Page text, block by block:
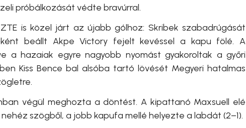
próbálkozását védte bravúrral.
is közel járt az újabb gólhoz: Skribek szabadrúgását
beállt Akpe Victory fejelt kevéssel a kapu fölé. A
a hazaiak egyre nagyobb nyomást gyakoroltak a győri
Kiss Bence bal alsóba tartó lövését Megyeri hatalmas
végül meghozta a döntést. A kipattanó Maxsuell elé
szögből, a jobb kapufa mellé helyezte a labdát (2–1).